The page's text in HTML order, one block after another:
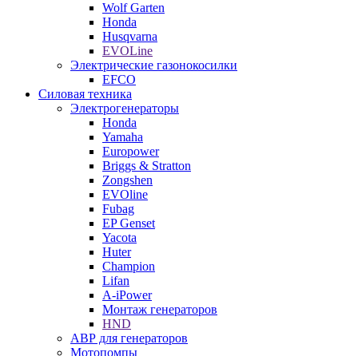
Wolf Garten
Honda
Husqvarna
EVOLine
Электрические газонокосилки
EFCO
Силовая техника
Электрогенераторы
Honda
Yamaha
Europower
Briggs & Stratton
Zongshen
EVOline
Fubag
EP Genset
Yacota
Huter
Champion
Lifan
A-iPower
Монтаж генераторов
HND
АВР для генераторов
Мотопомпы